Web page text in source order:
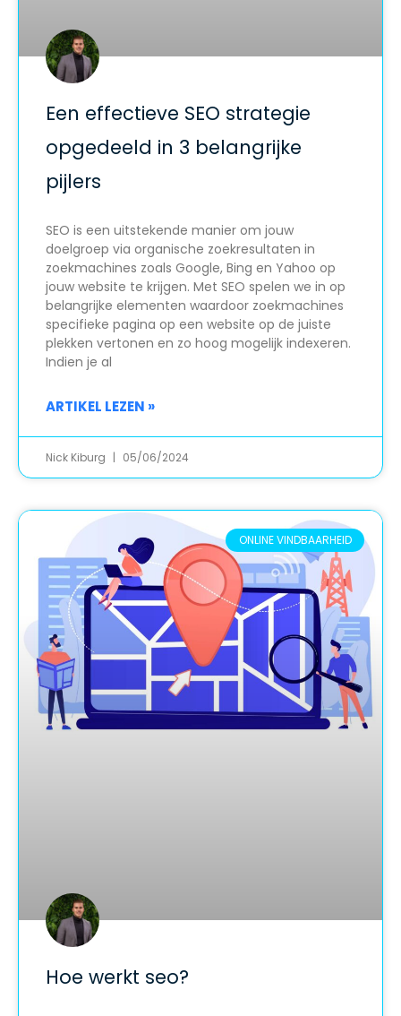
Een effectieve SEO strategie
opgedeeld in 3 belangrijke
pijlers
SEO is een uitstekende manier om jouw
doelgroep via organische zoekresultaten in
zoekmachines zoals Google, Bing en Yahoo op
jouw website te krijgen. Met SEO spelen we in op
belangrijke elementen waardoor zoekmachines
specifieke pagina op een website op de juiste
plekken vertonen en zo hoog mogelijk indexeren.
Indien je al
ARTIKEL LEZEN »
Nick Kiburg 05/06/2024
ONLINE VINDBAARHEID
Hoe werkt seo?